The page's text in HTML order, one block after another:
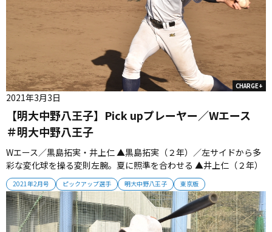
CHARGE+
2021年2月号 ピックアップ選手 明大中野八王子 東京版
【明大中野八王子】Pick upプレーヤー／Wエース
＃明大中野八王子
2021年3月3日
Wエース／黒島拓実・井上仁 ▲黒島拓実（２年）／左サイドから多
彩な変化球を操る変則左腕。夏に照準を合わせる ▲井上仁（２年）
／183センチ84キロ、最速138キロの左の本格派。夏は140キロ超を
目指す Pick upプレーヤー ▲築地星流（2年＝一塁手） ▲須江陽海
（2年＝遊撃手）...